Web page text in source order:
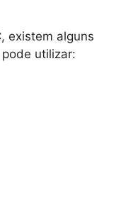
existem alguns
utilizar: